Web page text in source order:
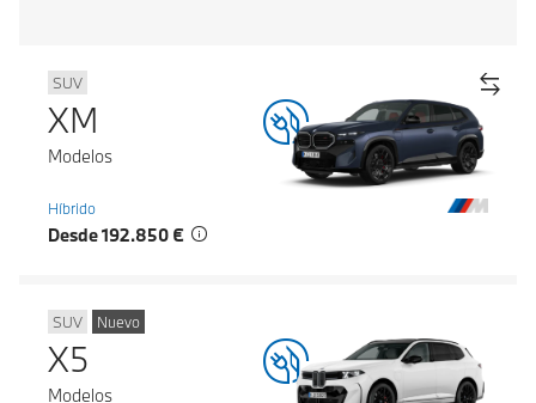
SUV
XM
Modelos
Híbrido
Desde 192.850 €
SUV Nuevo
X5
Modelos